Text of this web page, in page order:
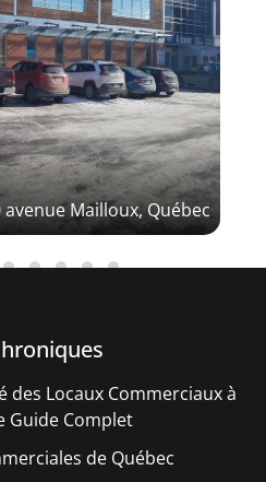
avenue Mailloux, Québec
des Locaux Commerciaux à
Guide Complet
de Québec